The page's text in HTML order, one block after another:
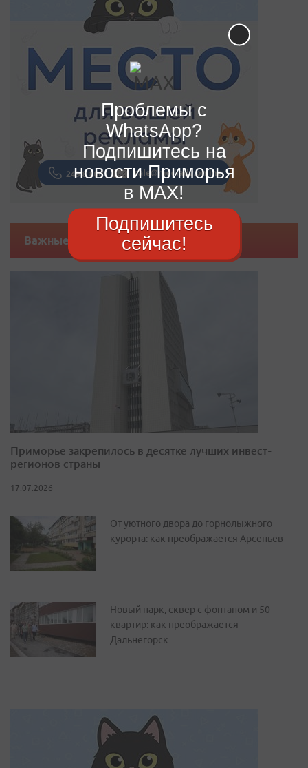
Важные новости
Приморье закрепилось в десятке лучших инвест-
регионов страны
17.07.2026
От уютного двора до горнолыжного
курорта: как преображается Арсеньев
Новый парк, сквер с фонтаном и 50
квартир: как преображается
Дальнегорск
Проблемы с
WhatsApp?
Подпишитесь на
новости Приморья
в MAX!
Подпишитесь
сейчас!